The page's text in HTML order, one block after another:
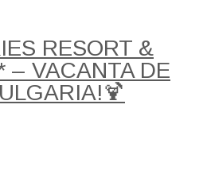
RESORT &
– VACANTA DE